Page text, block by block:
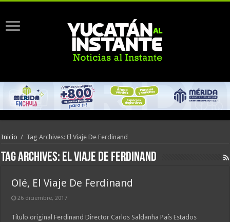
Inicio / Tag Archives: El Viaje De Ferdinand
Tag Archives: El Viaje De Ferdinand
Olé, El Viaje De Ferdinand
26 diciembre, 2017
Título original Ferdinand Director Carlos Saldanha País Estados